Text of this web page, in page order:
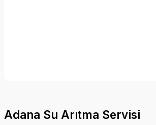
Adana Su Arıtma Servisi